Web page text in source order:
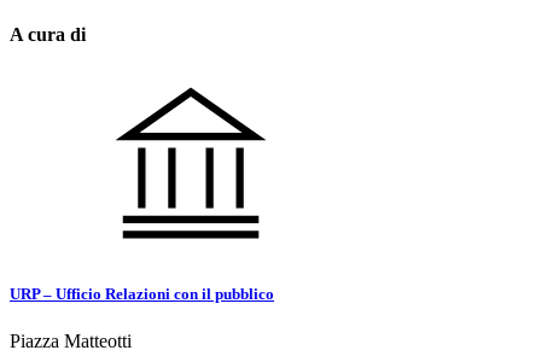
A cura di
URP – Ufficio Relazioni con il pubblico
Piazza Matteotti